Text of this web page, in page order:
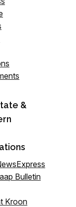
&
Bulletin
Kroon